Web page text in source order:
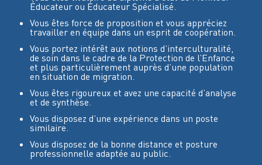
Éducateur ou Éducateur Spécialisé.
Vous êtes force de proposition et vous appréciez
travailler en équipe dans un esprit de coopération.
Vous portez intérêt aux notions d’interculturalité,
de soin dans le cadre de la Protection de l’Enfance
et plus particulièrement auprès d’une population
en situation de migration.
Vous êtes rigoureux et avez une capacité d’analyse
et de synthèse.
Vous disposez d’une expérience dans un poste
similaire.
Vous disposez de la bonne distance et posture
professionnelle adaptée au public.